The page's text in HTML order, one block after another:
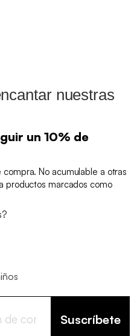
nuestras
un 10% de
No acumulable a otras
productos marcados como
Suscríbete